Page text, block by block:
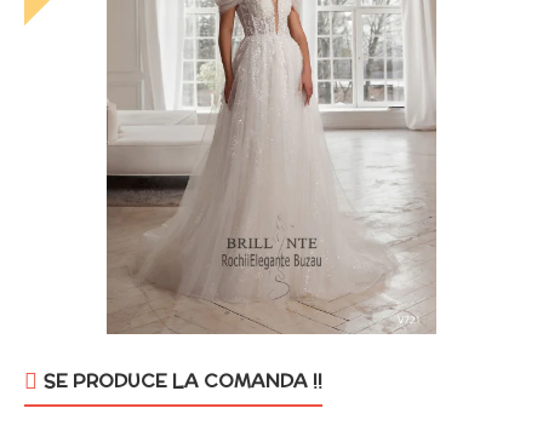
SE PRODUCE LA COMANDA !!